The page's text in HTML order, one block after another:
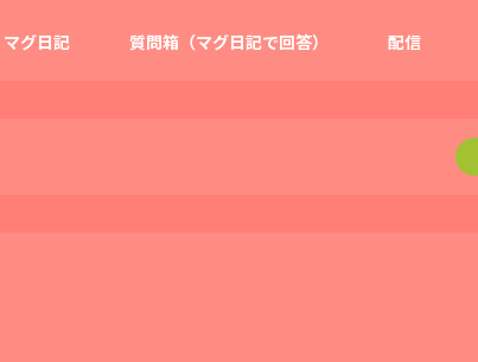
マグ日記 質問箱（マグ日記で回答） 配信